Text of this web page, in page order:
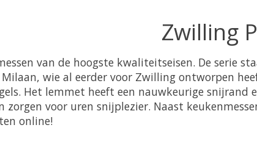
Zwilling
van de hoogste kwaliteitseisen. De serie
wie al eerder voor Zwilling ontworpen
Het lemmet heeft een nauwkeurige snijrand
zorgen voor uren snijplezier. Naast
online!